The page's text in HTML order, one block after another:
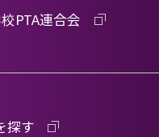
PTA連合会
探す